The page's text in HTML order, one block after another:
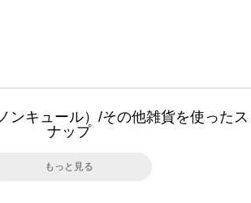
ンキュール）/その他雑貨を使ったス
ナップ
もっと見る